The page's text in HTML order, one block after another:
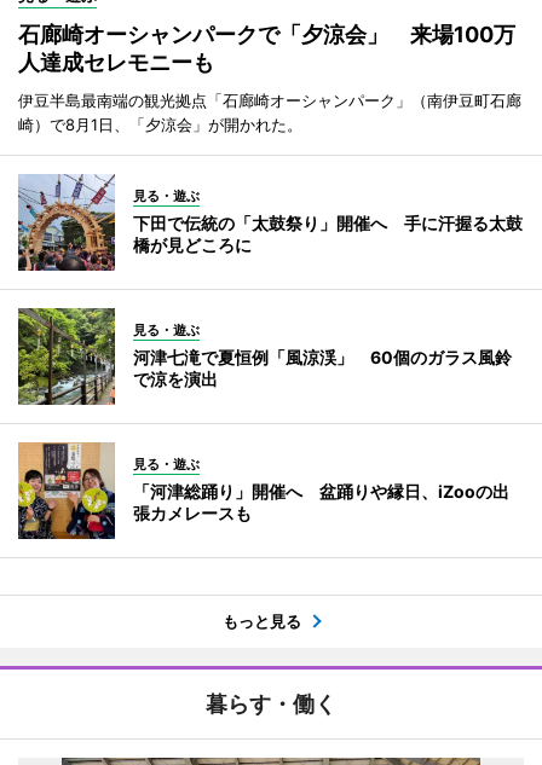
石廊崎オーシャンパークで「夕涼会」 来場100万
人達成セレモニーも
伊豆半島最南端の観光拠点「石廊崎オーシャンパーク」（南伊豆町石廊
崎）で8月1日、「夕涼会」が開かれた。
見る・遊ぶ
下田で伝統の「太鼓祭り」開催へ 手に汗握る太鼓
橋が見どころに
見る・遊ぶ
河津七滝で夏恒例「風涼渓」 60個のガラス風鈴
で涼を演出
見る・遊ぶ
「河津総踊り」開催へ 盆踊りや縁日、iZooの出
張カメレースも
もっと見る
暮らす・働く